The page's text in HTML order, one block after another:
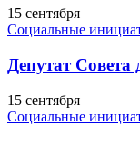
15 сентября
Социальные
Депутат
15 сентября
Социальные